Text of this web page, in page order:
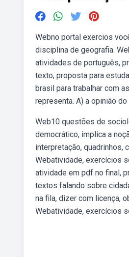
Webno portal exercios
disciplina de geografia.
atividades de português,
texto, proposta para
brasil para trabalhar com
representa. A) a opinião
Web10 questões de
democrático, implica a
interpretação, quadrinhos,
Webatividade, exercícios
atividade em pdf no final,
textos falando sobre
na fila, dizer com licença,
Webatividade, exercícios